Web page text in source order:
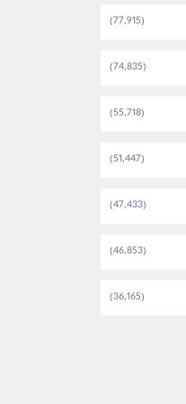
(77,915)
(74,835)
(55,718)
(51,447)
(47,433)
(46,853)
(36,165)